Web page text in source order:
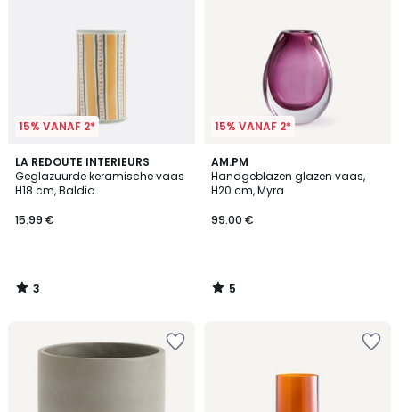
15% VANAF 2*
LA REDOUTE INTERIEURS
Geglazuurde keramische vaas
H18 cm, Baldia
15.99 €
3
/
5
3
/
15% VANAF 2*
AM.PM
Handgeblazen glazen vaas,
H20 cm, Myra
99.00 €
5
/
5
5
/